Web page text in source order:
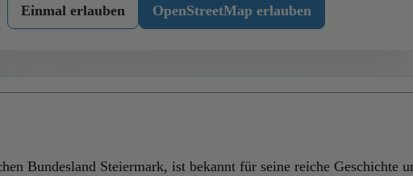
Einmal erlauben OpenStreetMap erlauben
Bundesland Steiermark, ist bekannt für seine reiche Geschichte